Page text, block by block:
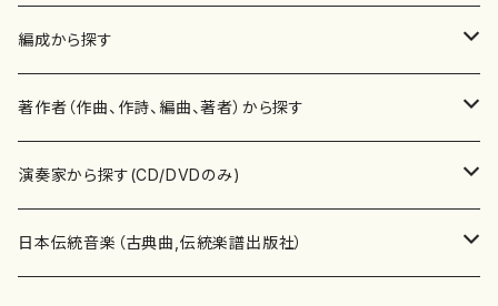
楽譜
書籍
書籍
テキストブック
CD・DVD
チケット
編成から探す
邦楽器
箏・琴（ソロ）
箏・琴（合奏）
合唱
混声合唱
歌・声
著作者（作曲、作詩、編曲、著者）から探す
あ行
青木省三(アオキ ショウゾウ)
か行
演奏家から探す(CD/DVDのみ)
邦楽（箏、三味線、尺八等）演奏家
日本伝統音楽（古典曲,伝統楽譜出版社）